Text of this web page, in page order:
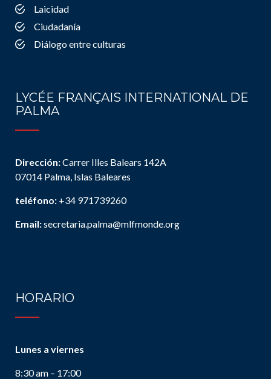
Laicidad
Ciudadanía
Diálogo entre culturas
LYCÉE FRANÇAIS INTERNATIONAL DE
PALMA
Dirección:Carrer Illes Balears 142A
07014 Palma, Islas Baleares
teléfono: +34 971739260
Email:secretaria.palma@mlfmonde.org
HORARIO
Lunes a viernes
8:30 am – 17:00